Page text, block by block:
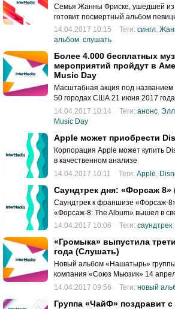
Семья Жанны Фриске, ушедшей из
готовит посмертный альбом
14.04.2017 10:15
Теги: сингл,
альбом, слушать
Более 4.000 бесплатных
мероприятий пройдут в
Music Day
Масштабная акция под
50 городах США 21 июня 2017
14.04.2017 10:14
Теги: анонс,
Music Day
Apple может приобрести
Корпорация Apple может купить
в качественном анализе
14.04.2017 10:11
Теги: Apple
Саундтрек дня: «Форсаж 8»
Саундтрек к франшизе «Форсаж-
«Форсаж-8: The Album» вышел в
следующий день после премьеры
14.04.2017 10:06 Теги: саундтрек,
«Громыка» выпустила
года (Слушать)
Новый альбом «Нашатырь»
компания «Союз Мьюзик» 14
14.04.2017 09:56
Теги: новый
Группа «ЧайФ» поздравит